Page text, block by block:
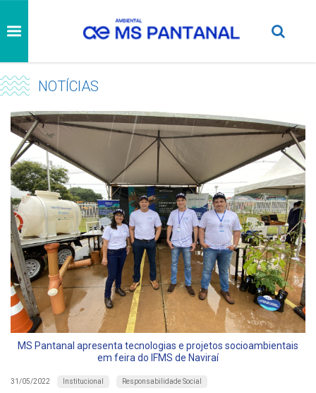
NOTÍCIAS
MS Pantanal apresenta tecnologias e projetos socioambientais
em feira do IFMS de Naviraí
31/05/2022 Institucional Responsabilidade Social